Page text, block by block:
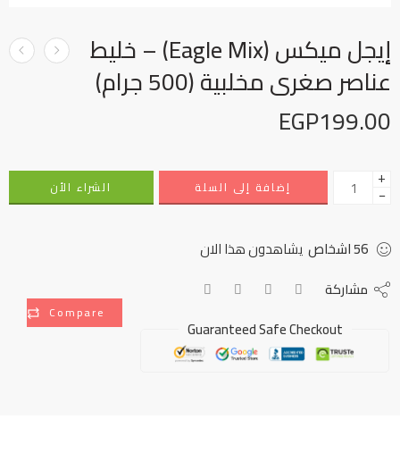
إيجل ميكس (Eagle Mix) – خليط
عناصر صغرى مخلبية (500 جرام)
EGP199.00
+
− إضافة إلى السلة الشراء الأن
56اشخاص يشاهدون هذا الان
Compare
مشاركة
Guaranteed Safe Checkout